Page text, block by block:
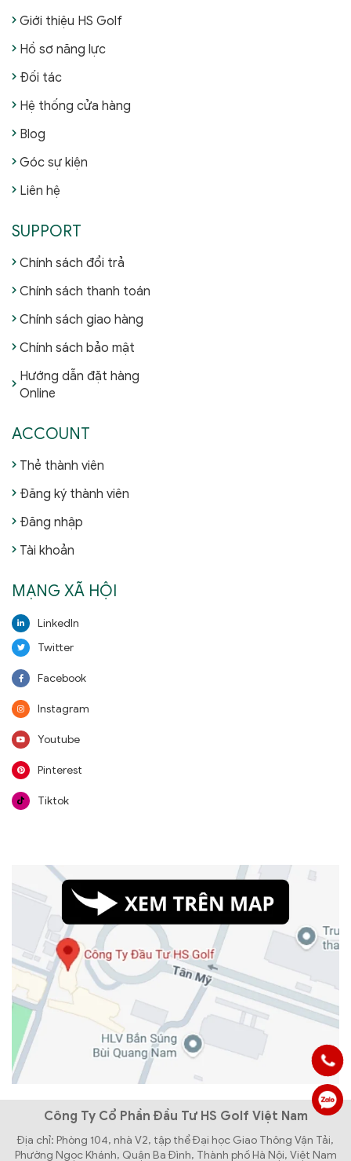
Giới thiệu HS Golf
Hồ sơ năng lực
Đối tác
Hệ thống cửa hàng
Blog
Góc sự kiện
Liên hệ
SUPPORT
Chính sách đổi trả
Chính sách thanh toán
Chính sách giao hàng
Chính sách bảo mật
Hướng dẫn đặt hàng
Online
ACCOUNT
Thẻ thành viên
Đăng ký thành viên
Đăng nhập
Tài khoản
MẠNG XÃ HỘI
LinkedIn
Twitter
Facebook
Instagram
Youtube
Pinterest
Tiktok
Công Ty Cổ Phần Đầu Tư HS Golf Việt Nam
Địa chỉ: Phòng 104, nhà V2, tập thể Đại học Giao Thông Vận Tải,
Phường Ngọc Khánh, Quận Ba Đình, Thành phố Hà Nội, Việt Nam